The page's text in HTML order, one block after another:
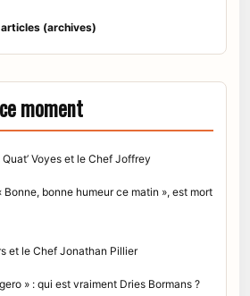
(archives)
moment
Voyes et le Chef Joffrey
Bonne, bonne humeur ce matin », est mort
et le Chef Jonathan Pillier
» : qui est vraiment Dries Bormans ?